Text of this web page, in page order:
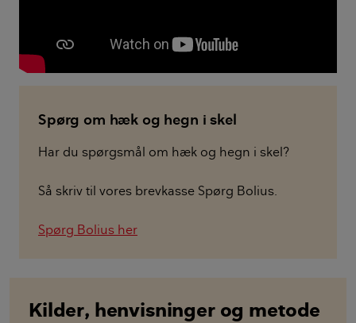
Spørg om hæk og hegn i skel
Har du spørgsmål om hæk og hegn i skel?
Så skriv til vores brevkasse Spørg Bolius.
Spørg Bolius her
Kilder, henvisninger og metode